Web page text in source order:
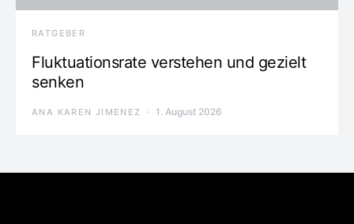
RATGEBER
Fluktuationsrate verstehen und gezielt
senken
ANA KAREN JIMENEZ 1. August 2026